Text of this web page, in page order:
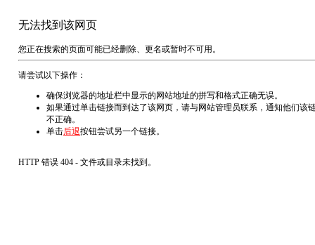
无法找到该网页
您正在搜索的页面可能已经删除、更名或暂时不可用。
请尝试以下操作：
确保浏览器的地址栏中显示的网站地址的拼写和格式正确无误。
如果通过单击链接而到达了该网页，请与网站管理员联系，通知他们该
不正确。
单击后退按钮尝试另一个链接。
HTTP 错误 404 - 文件或目录未找到。